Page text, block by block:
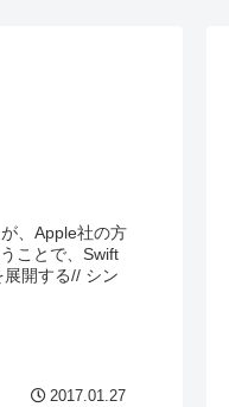
、Apple社の方
ことで、Swift
開する// シン
2017.01.27